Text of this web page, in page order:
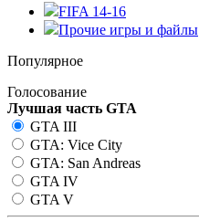
FIFA 14-16
Прочие игры и файлы
Популярное
Голосование
Лучшая часть GTA
GTA III
GTA: Vice City
GTA: San Andreas
GTA IV
GTA V